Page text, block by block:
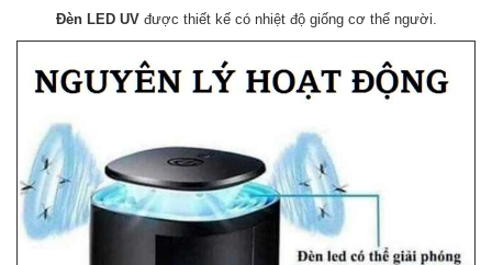
Đèn LED UVđược thiết kế có nhiệt độ giống cơ thể người.